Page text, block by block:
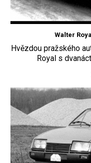
Walter
Hvězdou pražského
Royal s